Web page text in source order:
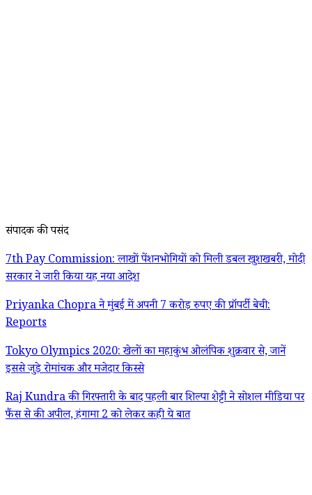
संपादक की पसंद
7th Pay Commission: लाखों पेंशनभोगियों को मिली डबल खुशखबरी, मोदी
सरकार ने जारी किया यह नया आदेश
Priyanka Chopra ने मुंबई में अपनी 7 करोड़ रुपए की प्रॉपर्टी बेची:
Reports
Tokyo Olympics 2020: खेलों का महाकुंभ ओलंपिक शुक्रवार से, जानें
इससे जुड़े रोमांचक और मजेदार किस्से
Raj Kundra की गिरफ्तारी के बाद पहली बार शिल्पा शेट्टी ने सोशल मीडिया पर
फैंस से की अपील, हंगामा 2 को लेकर कही ये बात